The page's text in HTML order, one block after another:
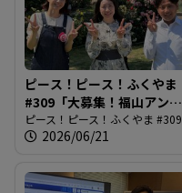
ピース！ピース！ふくやま
#309「大募集！福山アンバ
サダー」
ピース！ピース！ふくやま #309
2026/06/21